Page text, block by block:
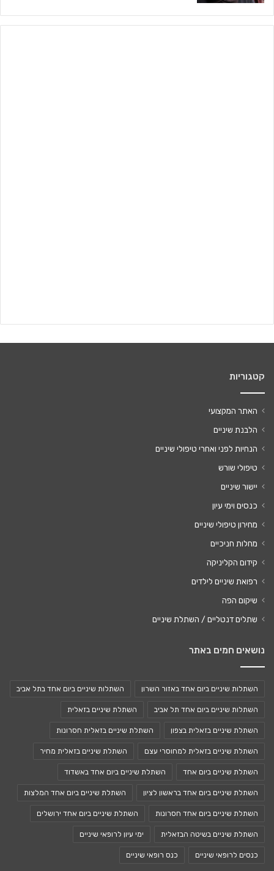
קטגוריות
האתר המקצועי
הלבנת שיניים
הנחיות לפני ואחרי טיפולי שיניים
טיפולי שורש
יישור שיניים
כנסים וימי עיון
מחירון טיפולי שיניים
מחלות חניכיים
קידום הקליניקה
רפואת שיניים לילדים
שיקום הפה
שתלים דנטליים / השתלת שיניים
נושאים חמים באתר
השתלות שיניים ביום אחד באזור השרון השתלות שיניים ביום אחד בתל אביב
השתלות שיניים ביום אחד תל אביב השתלת שיניים בזאלית
השתלת שיניים בזאלית בצפון השתלת שיניים בזאלית חסרונות
השתלת שיניים בזאלית למחוסרי עצם השתלת שיניים בזאלית מחיר
השתלת שיניים ביום אחד השתלת שיניים ביום אחד באשדוד
השתלת שיניים ביום אחד בראשון לציון השתלת שיניים ביום אחד המלצות
השתלת שיניים ביום אחד חסרונות השתלת שיניים ביום אחד ירושלים
השתלת שיניים בשיטה הבזאלית ימי עיון לרופאי שיניים
כנסים לרופאי שיניים כנס רופאי שיניים